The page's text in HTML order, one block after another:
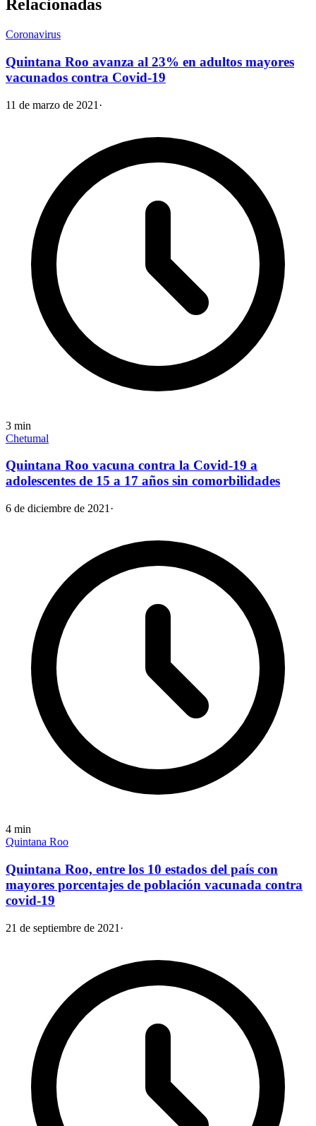
Relacionadas
Coronavirus
Quintana Roo avanza al 23% en adultos mayores
vacunados contra Covid-19
11 de marzo de 2021 ·
3 min
Chetumal
Quintana Roo vacuna contra la Covid-19 a
adolescentes de 15 a 17 años sin comorbilidades
6 de diciembre de 2021 ·
4 min
Quintana Roo
Quintana Roo, entre los 10 estados del país con
mayores porcentajes de población vacunada contra
covid-19
21 de septiembre de 2021 ·